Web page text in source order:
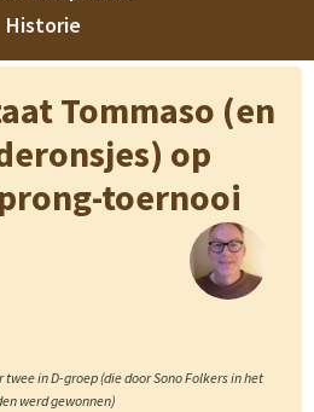
Historie
Tommaso (en
op
toernooi
in D-groep (die door Sono Folkers in het
werd gewonnen)